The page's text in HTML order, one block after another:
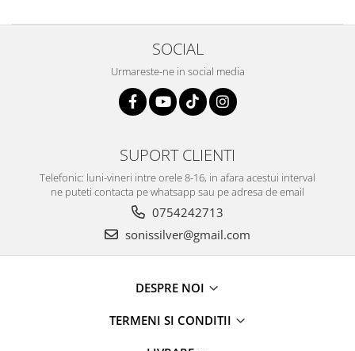
SOCIAL
Urmareste-ne in social media
SUPORT CLIENTI
Telefonic: luni-vineri intre orele 8-16, in afara acestui interval
ne puteti contacta pe whatsapp sau pe adresa de email
0754242713
sonissilver@gmail.com
DESPRE NOI
TERMENI SI CONDITII